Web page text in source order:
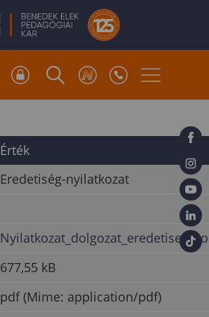
Érték
Eredetiség-nyilatkozat
677,55 kB
pdf (Mime: application/pdf)